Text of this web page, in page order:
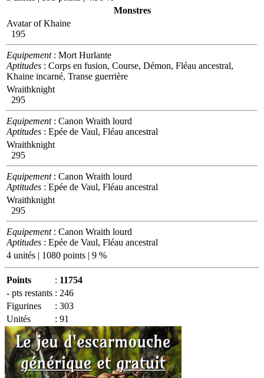
Monstres
Avatar of Khaine
195
Equipement: Mort Hurlante
Aptitudes : Corps en fusion, Course, Démon, Fléau ancestral,
Khaine incarné, Transe guerrière
Wraithknight
295
Equipement: Canon Wraith lourd
Aptitudes : Epée de Vaul, Fléau ancestral
Wraithknight
295
Equipement: Canon Wraith lourd
Aptitudes : Epée de Vaul, Fléau ancestral
Wraithknight
295
Equipement: Canon Wraith lourd
Aptitudes : Epée de Vaul, Fléau ancestral
4 unités | 1080 points | 9 %
Points : 11754
- pts restants : 246
Figurines
: 303
Unités
: 91